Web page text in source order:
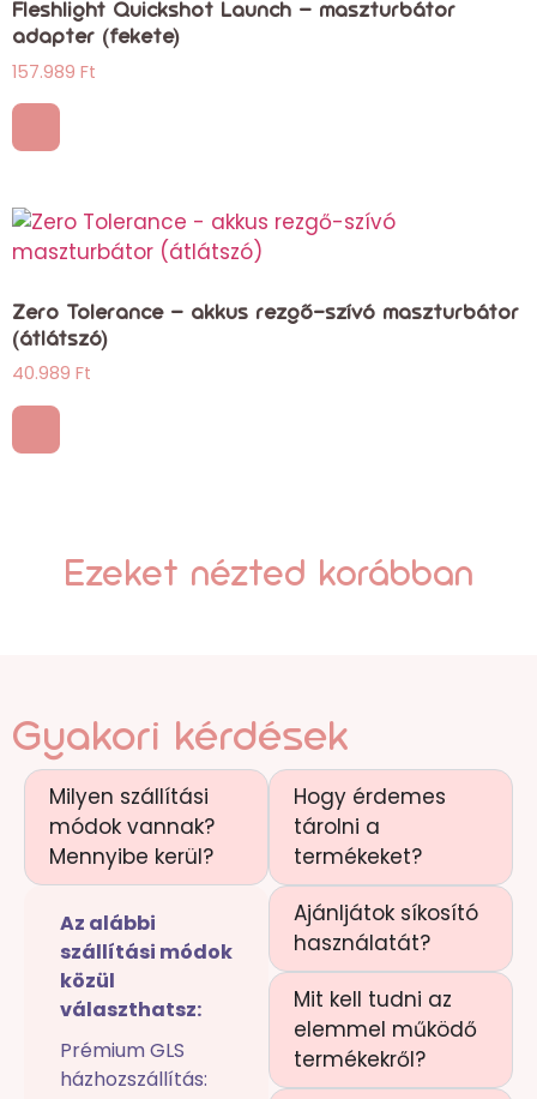
Fleshlight Quickshot Launch – maszturbátor
adapter (fekete)
157.989 Ft
Zero Tolerance – akkus rezgő-szívó maszturbátor
(átlátszó)
40.989 Ft
Ezeket nézted korábban
Gyakori kérdések
Milyen szállítási
módok vannak?
Mennyibe kerül?
Az alábbi
szállítási módok
közül
választhatsz:
Prémium GLS
házhozszállítás:
Hogy érdemes
tárolni a
termékeket?
Ajánljátok síkosító
használatát?
Mit kell tudni az
elemmel működő
termékekről?